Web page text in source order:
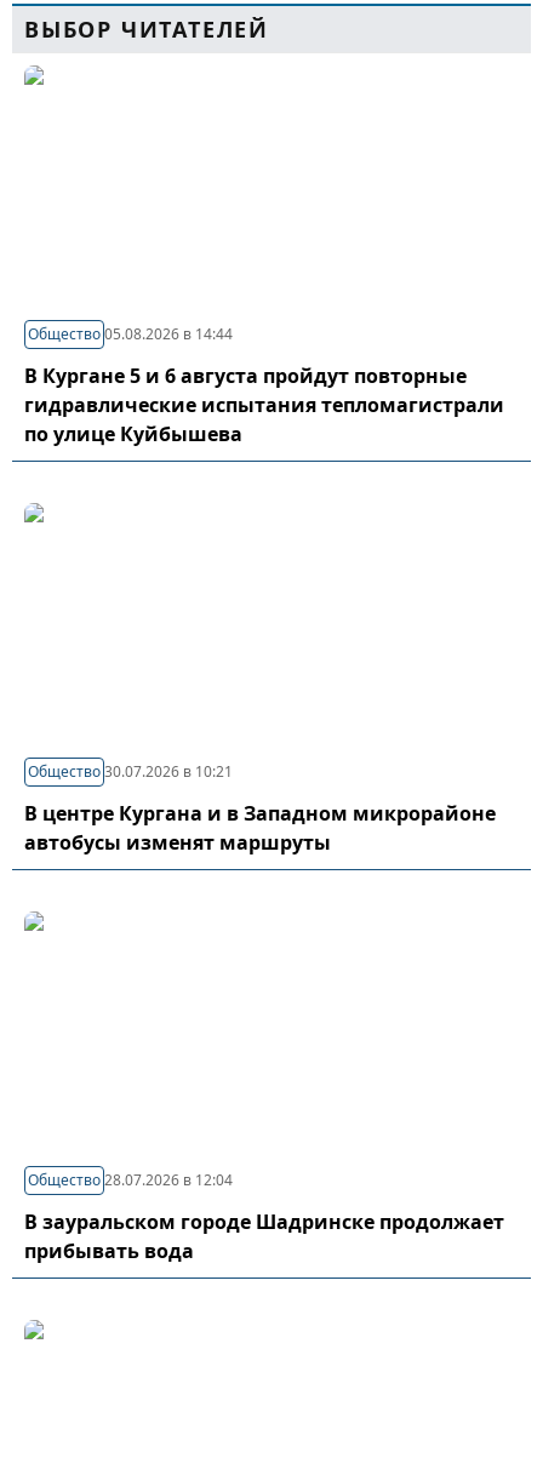
ВЫБОР ЧИТАТЕЛЕЙ
Общество05.08.2026 в 14:44
В Кургане 5 и 6 августа пройдут повторные
гидравлические испытания тепломагистрали
по улице Куйбышева
Общество30.07.2026 в 10:21
В центре Кургана и в Западном микрорайоне
автобусы изменят маршруты
Общество28.07.2026 в 12:04
В зауральском городе Шадринске продолжает
прибывать вода